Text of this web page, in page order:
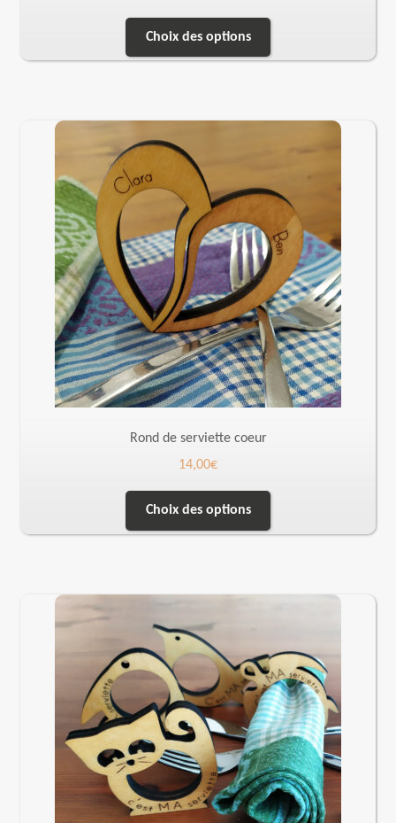
Choix des options
Rond de serviette coeur
14,00€
Choix des options